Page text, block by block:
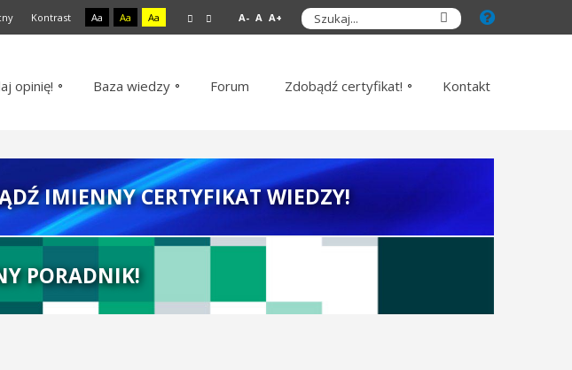
Kontrast Aa Aa Aa A- A A+
opinię! Baza wiedzy Forum Zdobądź certyfikat! Kontakt
IMIENNY CERTYFIKAT WIEDZY!
PORADNIK!